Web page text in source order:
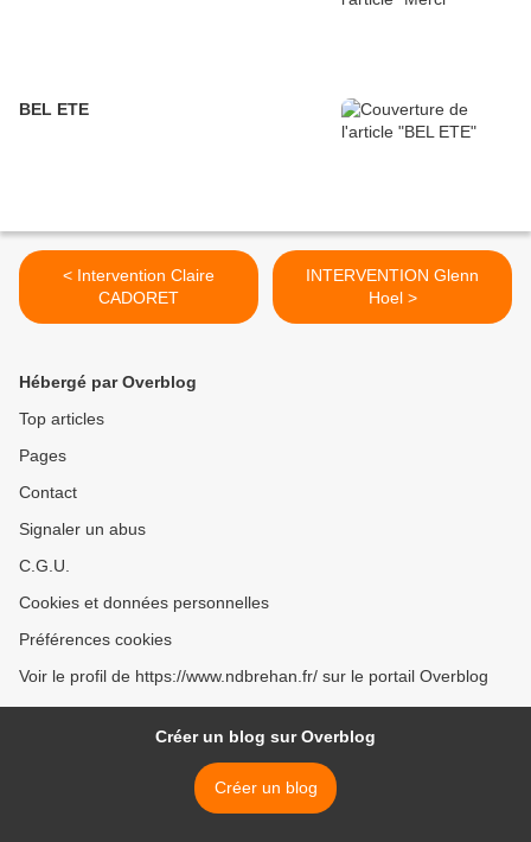
BEL ETE
< Intervention Claire
CADORET
INTERVENTION Glenn
Hoel >
Hébergé par Overblog
Top articles
Pages
Contact
Signaler un abus
C.G.U.
Cookies et données personnelles
Préférences cookies
Voir le profil de https://www.ndbrehan.fr/ sur le portail Overblog
Créer un blog sur Overblog
Créer un blog